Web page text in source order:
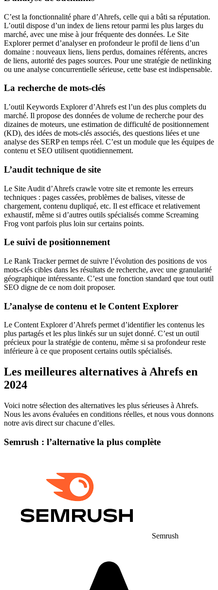
C’est la fonctionnalité phare d’Ahrefs, celle qui a bâti sa réputation.
L’outil dispose d’un index de liens retour parmi les plus larges du
marché, avec une mise à jour fréquente des données. Le Site
Explorer permet d’analyser en profondeur le profil de liens d’un
domaine : nouveaux liens, liens perdus, domaines référents, ancres
de liens, autorité des pages sources. Pour une stratégie de netlinking
ou une analyse concurrentielle sérieuse, cette base est indispensable.
La recherche de mots-clés
L’outil Keywords Explorer d’Ahrefs est l’un des plus complets du
marché. Il propose des données de volume de recherche pour des
dizaines de moteurs, une estimation de difficulté de positionnement
(KD), des idées de mots-clés associés, des questions liées et une
analyse des SERP en temps réel. C’est un module que les équipes de
contenu et SEO utilisent quotidiennement.
L’audit technique de site
Le Site Audit d’Ahrefs crawle votre site et remonte les erreurs
techniques : pages cassées, problèmes de balises, vitesse de
chargement, contenu dupliqué, etc. Il est efficace et relativement
exhaustif, même si d’autres outils spécialisés comme Screaming
Frog vont parfois plus loin sur certains points.
Le suivi de positionnement
Le Rank Tracker permet de suivre l’évolution des positions de vos
mots-clés cibles dans les résultats de recherche, avec une granularité
géographique intéressante. C’est une fonction standard que tout outil
SEO digne de ce nom doit proposer.
L’analyse de contenu et le Content Explorer
Le Content Explorer d’Ahrefs permet d’identifier les contenus les
plus partagés et les plus linkés sur un sujet donné. C’est un outil
précieux pour la stratégie de contenu, même si sa profondeur reste
inférieure à ce que proposent certains outils spécialisés.
Les meilleures alternatives à Ahrefs en
2024
Voici notre sélection des alternatives les plus sérieuses à Ahrefs.
Nous les avons évaluées en conditions réelles, et nous vous donnons
notre avis direct sur chacune d’elles.
Semrush : l’alternative la plus complète
Semrush